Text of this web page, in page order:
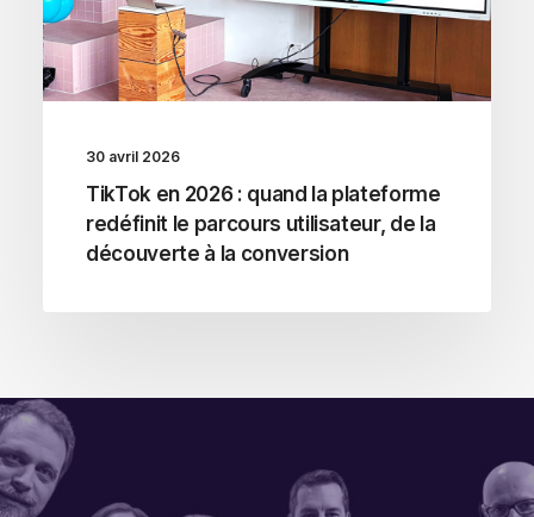
30 avril 2026
TikTok en 2026 : quand la plateforme
redéfinit le parcours utilisateur, de la
découverte à la conversion